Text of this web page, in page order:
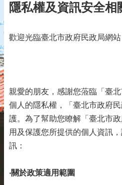
隱私權及資訊安全相
歡迎光臨臺北市政府民政局網站
親愛的朋友，感謝您蒞臨「臺
個人的隱私權，「臺北市政府
護。為了幫助您瞭解「臺北市
用及保護您所提供的個人資訊
訊：
‧關於政策適用範圍